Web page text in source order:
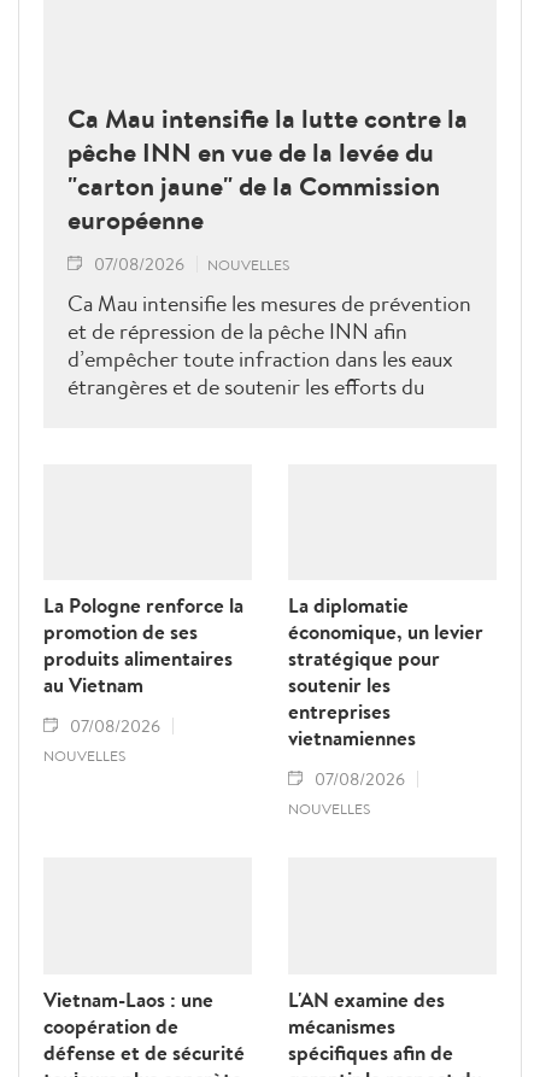
Ca Mau intensifie la lutte contre la
pêche INN en vue de la levée du
"carton jaune" de la Commission
européenne
07/08/2026 NOUVELLES
Ca Mau intensifie les mesures de prévention
et de répression de la pêche INN afin
d’empêcher toute infraction dans les eaux
étrangères et de soutenir les efforts du
La Pologne renforce la
promotion de ses
produits alimentaires
au Vietnam
07/08/2026
NOUVELLES
La diplomatie
économique, un levier
stratégique pour
soutenir les
entreprises
vietnamiennes
07/08/2026
NOUVELLES
Vietnam-Laos : une
coopération de
défense et de sécurité
L'AN examine des
mécanismes
spécifiques afin de